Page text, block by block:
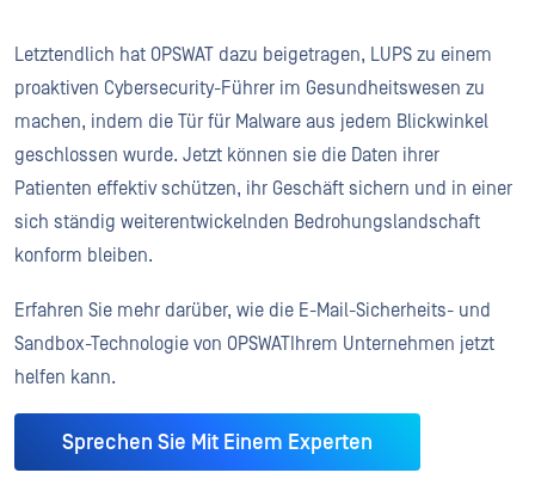
Letztendlich hat OPSWAT dazu beigetragen, LUPS zu einem
proaktiven Cybersecurity-Führer im Gesundheitswesen zu
machen, indem die Tür für Malware aus jedem Blickwinkel
geschlossen wurde. Jetzt können sie die Daten ihrer
Patienten effektiv schützen, ihr Geschäft sichern und in einer
sich ständig weiterentwickelnden Bedrohungslandschaft
konform bleiben.
Erfahren Sie mehr darüber, wie die E-Mail-Sicherheits- und
Sandbox-Technologie von OPSWATIhrem Unternehmen jetzt
helfen kann.
Sprechen Sie Mit Einem Experten